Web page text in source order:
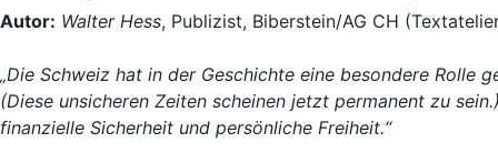
Autor: Walter Hess, Publizist, Biberstein/AG CH
„Die Schweiz hat in der Geschichte eine besondere Rolle
(Diese unsicheren Zeiten scheinen jetzt permanent zu
finanzielle Sicherheit und persönliche Freiheit.“